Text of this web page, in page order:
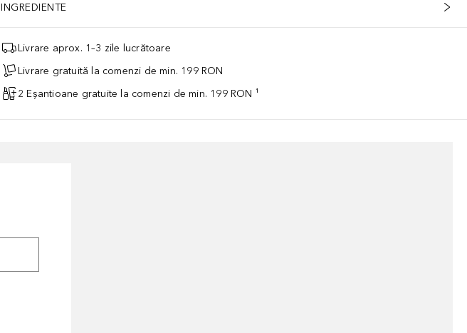
INGREDIENTE
Livrare aprox. 1–3 zile lucrătoare
Livrare gratuită la comenzi de min. 199 RON
2 Eșantioane gratuite la comenzi de min. 199 RON ¹